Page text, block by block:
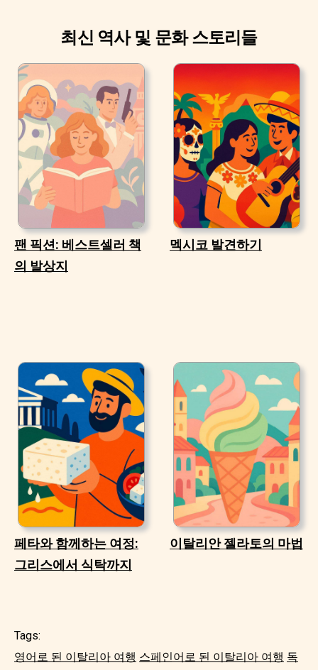
최신 역사 및 문화 스토리들
팬 픽션: 베스트셀러 책
의 발상지
멕시코 발견하기
페타와 함께하는 여정:
그리스에서 식탁까지
이탈리안 젤라토의 마법
Tags:
영어로 된 이탈리아 여행 스페인어로 된 이탈리아 여행 독